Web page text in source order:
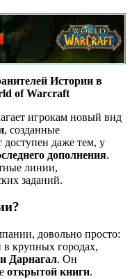
Истории в
of Warcraft
игрокам новый вид
, созданные
даже тем, у
дополнения.
линии,
заданий.
довольно просто:
в крупных городах,
Дарнагал. Он
открытой книги.